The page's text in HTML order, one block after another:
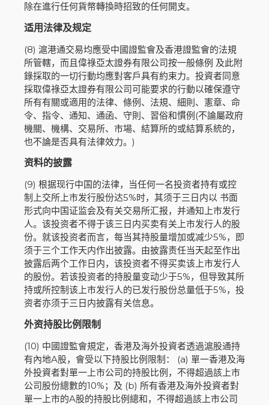
除在進行任何貨幣轉換時招致的任何開支。
适用法律及规定
(8) 滬港通交易均應受中國證監會及香港證監會的法規
所管轄，而且偉祿亞太證券有限公司按一般條例 及此附
錄採取的一切行動均應對客戶具有約束力。投資者同意
採取偉祿亞太證券有限公司可能要求的行動以確保遵守
所有有關或適用的法律、條例、法規、細則、憲章、命
令、指令、通知、通函、守則、習俗和慣例(不論屬政府
機關、機構、交易所、市場、結算所的或結算系統的，
也不論是否具有法律效力。)
资料的披露
(9) 根据现行中国的法律，当任何一名投资者持有或控
制上交所上市发行股份达5%时，其须于三日内以 书面
形式向中国证监会及有关交易所汇报，并通知上市发行
人。该投资者不得于该三日内买卖有关上市发行人的股
份。就该投资者而言，每当其持股量增加或减少5%，即
须于三个工作天内作出披露。由披露责任当天起至作出
披露后两个工作日内，该投资者不得买卖该上市发行人
的股份。若该投资者的持股量变动少于5%，但导致其所
持或所控制该上市发行人的已发行股份总量低于5%，投
资者亦须于三日内披露有关信息。
外资持股比例限制
(10) 中國證監會規定，香港及海外投資者透過滬股通持
有內地A股，會受以下持股比例限制： (a) 單一香港及海
外投資者對單一上市公司的持股比例，不得超過該上市
公司股份總數的10%；及 (b) 所有香港及海外投資者對
單一上市的A股的持股比例總和，不得超過該上市公司